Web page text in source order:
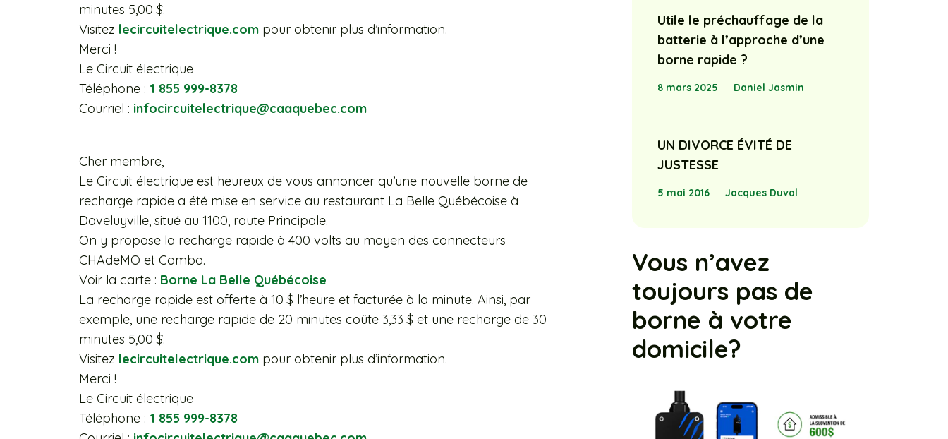
minutes 5,00 $.
Visitez lecircuitelectrique.com pour obtenir plus d’information.
Merci !
Le Circuit électrique
Téléphone : 1 855 999-8378
Courriel : infocircuitelectrique@caaquebec.com
Cher membre,
Le Circuit électrique est heureux de vous annoncer qu’une nouvelle borne de
recharge rapide a été mise en service au restaurant La Belle Québécoise à
Daveluyville, situé au 1100, route Principale.
On y propose la recharge rapide à 400 volts au moyen des connecteurs
CHAdeMO et Combo.
Voir la carte : Borne La Belle Québécoise
La recharge rapide est offerte à 10 $ l’heure et facturée à la minute. Ainsi, par
exemple, une recharge rapide de 20 minutes coûte 3,33 $ et une recharge de 30
minutes 5,00 $.
Visitez lecircuitelectrique.com pour obtenir plus d’information.
Merci !
Le Circuit électrique
Téléphone : 1 855 999-8378
Utile le préchauffage de la
batterie à l’approche d’une
borne rapide ?
8 mars 2025 Daniel Jasmin
UN DIVORCE ÉVITÉ DE
JUSTESSE
5 mai 2016 Jacques Duval
Vous n’avez
toujours pas de
borne à votre
domicile?